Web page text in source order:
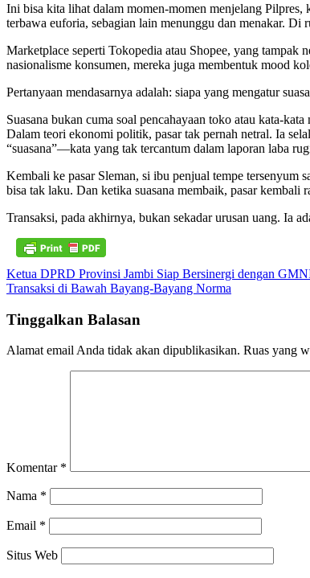
Ini bisa kita lihat dalam momen-momen menjelang
terbawa euforia, sebagian lain menunggu dan menakar.
Marketplace seperti Tokopedia atau Shopee, yang tampak
nasionalisme konsumen, mereka juga membentuk mood
Pertanyaan mendasarnya adalah: siapa yang mengatur
Suasana bukan cuma soal pencahayaan toko atau kata-
Dalam teori ekonomi politik, pasar tak pernah netral. Ia
“suasana”—kata yang tak tercantum dalam laporan laba
Kembali ke pasar Sleman, si ibu penjual tempe tersenyum
bisa tak laku. Dan ketika suasana membaik, pasar kembali
Transaksi, pada akhirnya, bukan sekadar urusan uang. Ia
Navigasi
pos
Ketua DPRD Provinsi Jambi Siap Bersinergi dengan
Transaksi di Bawah Bayang-Bayang Norma
Tinggalkan Balasan
Alamat email Anda tidak akan dipublikasikan. Ruas yang
Komentar *
Nama *
Email *
Situs Web